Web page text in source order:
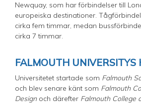
Newquay, som har förbindelser till
europeiska destinationer.
cirka fem timmar, medan
cirka 7 timmar.
FALMOUTH UNIVERSITYS
Universitetet startade som Falmouth
och blev senare känt som Falmouth
Designoch därefter Falmouth College